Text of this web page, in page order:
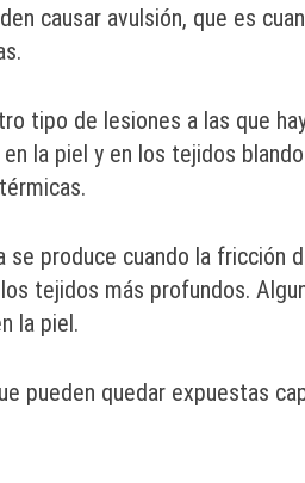
causar avulsión, que es
tipo de lesiones a las que
la piel y en los tejidos
se produce cuando la
tejidos más profundos.
la piel.
pueden quedar expuestas